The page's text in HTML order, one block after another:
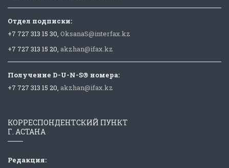
Отдел подписки:
+7 727 313 15 30, OksanaS@interfax.kz
+7 727 313 15 20, akzhan@ifax.kz
Получение D-U-N-S® номера:
+7 727 313 15 20, akzhan@ifax.kz
КОРРЕСПОНДЕНТСКИЙ ПУНКТ
Г. АСТАНА
Редакция: